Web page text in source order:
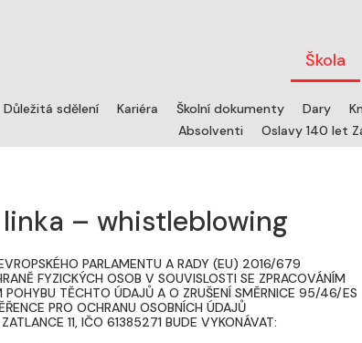
Škola
Důležitá sdělení Kariéra Školní dokumenty Dary
Absolventi
Oslavy 140 let
linka – whistleblowing
PARLAMENTU A RADY (EU) 2016/679
FYZICKÝCH OSOB V SOUVISLOSTI SE ZPRACOVÁNÍM
TĚCHTO ÚDAJŮ A O ZRUŠENÍ SMĚRNICE 95/46/ES
PRO OCHRANU OSOBNÍCH ÚDAJŮ
11, IČO 61385271 BUDE VYKONÁVAT: